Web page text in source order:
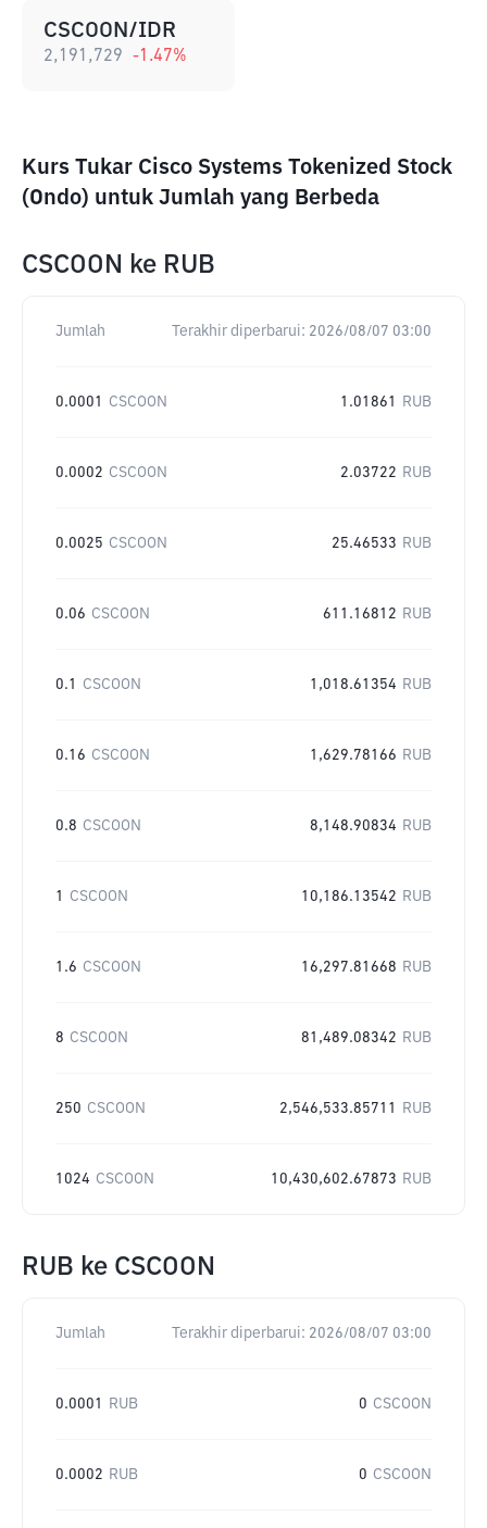
CSCOON/IDR
2,191,729 -1.47%
Kurs Tukar Cisco Systems Tokenized Stock
(Ondo) untuk Jumlah yang Berbeda
CSCOON ke RUB
Jumlah Terakhir diperbarui: 2026/08/07 03:00
0.0001 CSCOON 1.01861 RUB
0.0002 CSCOON 2.03722 RUB
0.0025 CSCOON 25.46533 RUB
0.06 CSCOON 611.16812 RUB
0.1 CSCOON 1,018.61354 RUB
0.16 CSCOON 1,629.78166 RUB
0.8 CSCOON 8,148.90834 RUB
1 CSCOON 10,186.13542 RUB
1.6 CSCOON 16,297.81668 RUB
8 CSCOON 81,489.08342 RUB
250 CSCOON 2,546,533.85711 RUB
1024 CSCOON 10,430,602.67873 RUB
RUB ke CSCOON
Jumlah Terakhir diperbarui: 2026/08/07 03:00
0.0001 RUB 0 CSCOON
0.0002 RUB 0 CSCOON